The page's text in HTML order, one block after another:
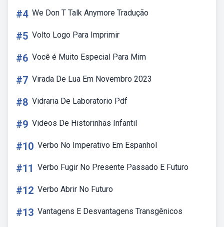
#4 We Don T Talk Anymore Tradução
#5 Volto Logo Para Imprimir
#6 Você é Muito Especial Para Mim
#7 Virada De Lua Em Novembro 2023
#8 Vidraria De Laboratorio Pdf
#9 Videos De Historinhas Infantil
#10 Verbo No Imperativo Em Espanhol
#11 Verbo Fugir No Presente Passado E Futuro
#12 Verbo Abrir No Futuro
#13 Vantagens E Desvantagens Transgênicos